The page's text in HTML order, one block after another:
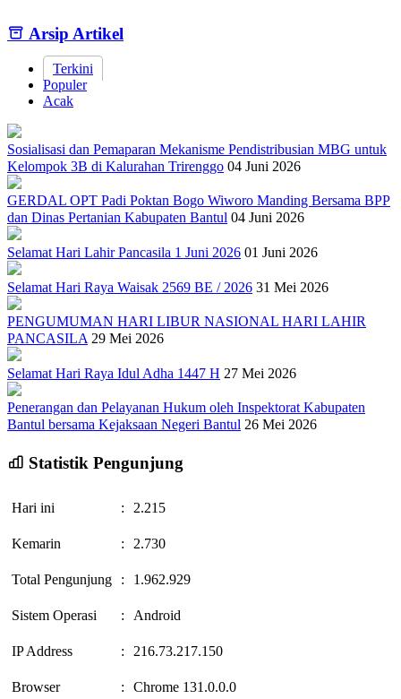
Arsip Artikel
Terkini
Populer
Acak
Sosialisasi dan Pemaparan Mekanisme Pendistribusian MBG untuk
Kelompok 3B di Kalurahan Trirenggo 04 Juni 2026
GERDAL OPT Padi Poktan Bogo Wiworo Manding Bersama BPP
dan Dinas Pertanian Kabupaten Bantul 04 Juni 2026
Selamat Hari Lahir Pancasila 1 Juni 2026 01 Juni 2026
Selamat Hari Raya Waisak 2569 BE / 2026 31 Mei 2026
PENGUMUMAN HARI LIBUR NASIONAL HARI LAHIR
PANCASILA 29 Mei 2026
Selamat Hari Raya Idul Adha 1447 H 27 Mei 2026
Penerangan dan Pelayanan Hukum oleh Inspektorat Kabupaten
Bantul bersama Kejaksaan Negeri Bantul 26 Mei 2026
Statistik Pengunjung
Hari ini : 2.215
Kemarin : 2.730
Total Pengunjung : 1.962.929
Sistem Operasi : Android
IP Address : 216.73.217.150
Browser : Chrome 131.0.0.0